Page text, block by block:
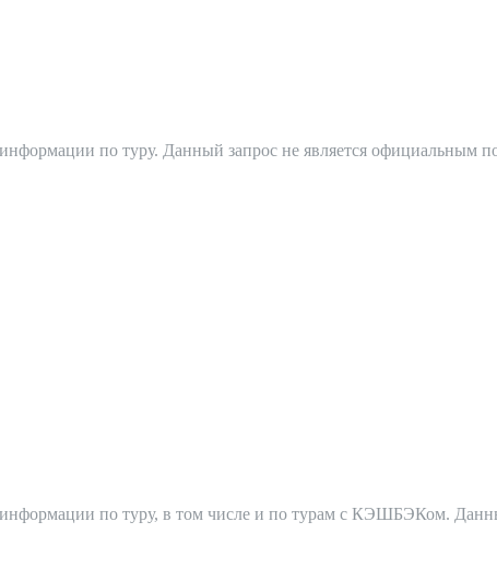
по туру. Данный запрос не является официальным
по туру, в том числе и по турам с КЭШБЭКом.